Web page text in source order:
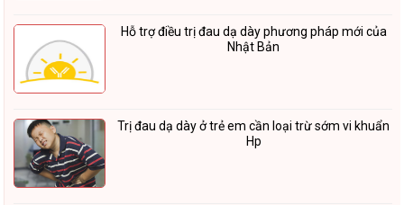
Hỗ trợ điều trị đau dạ dày phương pháp mới của
Nhật Bản
Trị đau dạ dày ở trẻ em cần loại trừ sớm vi khuẩn
Hp